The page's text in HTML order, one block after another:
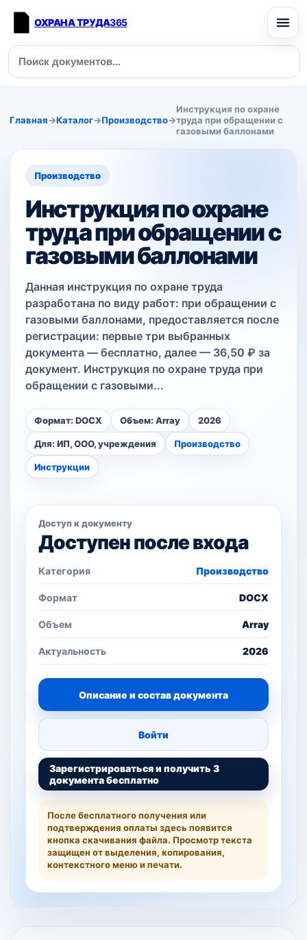
ОХРАНА ТРУДА365
Главная→Каталог→Производство→
Инструкция по охране
труда при обращении с
газовыми баллонами
Производство
Инструкция по охране
труда при обращении с
газовыми баллонами
Данная инструкция по охране труда
разработана по виду работ: при обращении с
газовыми баллонами, предоставляется после
регистрации: первые три выбранных
документа — бесплатно, далее — 36,50 ₽ за
документ. Инструкция по охране труда при
обращении с газовыми...
Формат: DOCX Объем: Array 2026
Для: ИП, ООО, учреждения Производство
Инструкции
Доступ к документу
Доступен после входа
Категория Производство
Формат DOCX
Объем Array
Актуальность 2026
Описание и состав документа
Войти
Зарегистрироваться и получить 3
документа бесплатно
После бесплатного получения или
подтверждения оплаты здесь появится
кнопка скачивания файла. Просмотр текста
защищен от выделения, копирования,
контекстного меню и печати.